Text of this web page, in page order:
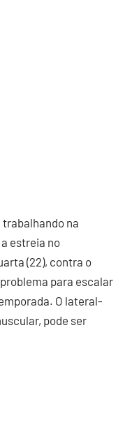
trabalhando na
estreia no
(22), contra o
para escalar
O lateral-
pode ser